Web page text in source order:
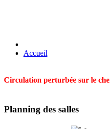
Accueil
Circulation perturbée sur le
Planning des salles